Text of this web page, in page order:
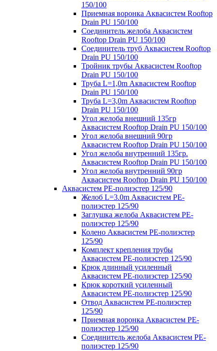
150/100
Приемная воронка Аквасистем Rooftop
Drain PU 150/100
Соединитель желоба Аквасистем
Rooftop Drain PU 150/100
Соединитель труб Аквасистем Rooftop
Drain PU 150/100
Тройник трубы Аквасистем Rooftop
Drain PU 150/100
Труба L=1,0m Аквасистем Rooftop
Drain PU 150/100
Труба L=3,0m Аквасистем Rooftop
Drain PU 150/100
Угол желоба внешний 135гр
Аквасистем Rooftop Drain PU 150/100
Угол желоба внешний 90гр
Аквасистем Rooftop Drain PU 150/100
Угол желоба внутренний 135гр.
Аквасистем Rooftop Drain PU 150/100
Угол желоба внутренний 90гр
Аквасистем Rooftop Drain PU 150/100
Аквасистем PE-полиэстер 125/90
Желоб L=3.0m Аквасистем PE-
полиэстер 125/90
Заглушка желоба Аквасистем PE-
полиэстер 125/90
Колено Аквасистем PE-полиэстер
125/90
Комплект крепления трубы
Аквасистем PE-полиэстер 125/90
Крюк длинный усиленный
Аквасистем PE-полиэстер 125/90
Крюк короткий усиленный
Аквасистем PE-полиэстер 125/90
Отвод Аквасистем РЕ-полиэстер
125/90
Приемная воронка Аквасистем PE-
полиэстер 125/90
Соединитель желоба Аквасистем PE-
полиэстер 125/90